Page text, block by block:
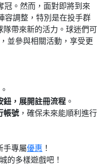
冠。然而，面對即將到來
容調整，特別是在投手群
帶來新的活力。球迷們可
並參與相關活動，享受更
。
鈕，展開註冊流程 。
帳號 ，確保未來能順利進行
手專屬優惠 ！
的多樣遊戲吧！